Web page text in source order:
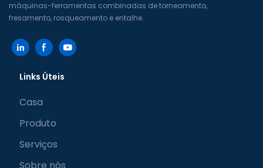
máquinas-ferramentas combinadas de torneamento,
fresamento, rosqueamento e entalhe.
Links Úteis
Casa
Produto
Serviços
Sobre nós